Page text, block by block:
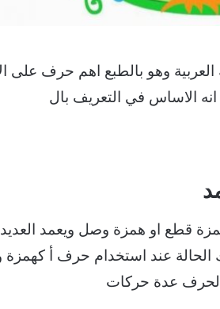
وهو بالطبع اهم حرف على
الاساس في التعريف بال
قطع او همزة وصل ويعمد العديد
الحالة عند استخدام حرف أ
عدة حركات